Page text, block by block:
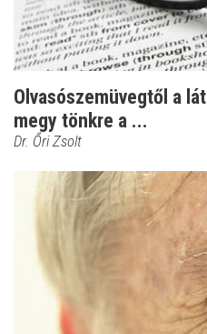
Olvasószemüvegtől a
megy tönkre a ...
Dr. Őri Zsolt